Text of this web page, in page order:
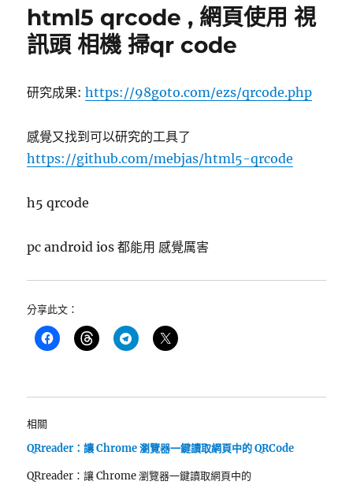
html5 qrcode , 網頁使用 視
訊頭 相機 掃qr code
研究成果:https://98goto.com/ezs/qrcode.php
感覺又找到可以研究的工具了
https://github.com/mebjas/html5-qrcode
h5 qrcode
pc android ios 都能用 感覺厲害
分享此文：
相關
QRreader：讓 Chrome 瀏覽器一鍵讀取網頁中的 QRCode
QRreader：讓 Chrome 瀏覽器一鍵讀取網頁中的